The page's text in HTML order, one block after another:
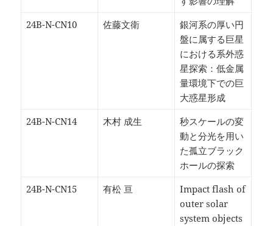
24B-N-CN10
佐藤文衛
銀河系の厚い円
盤に属する巨星
における系外惑
星探索：低金属
量環境下での巨
大惑星形成
24B-N-CN14
木村 成生
秒スケールの変
動と分光を用い
た孤立ブラック
ホールの探索
24B-N-CN15
有松 亘
Impact flash of
outer solar
system objects